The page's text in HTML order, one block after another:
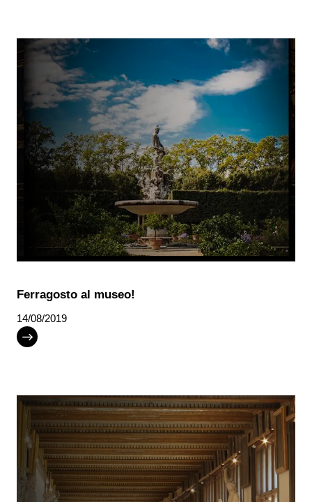
Ferragosto al museo!
14/08/2019